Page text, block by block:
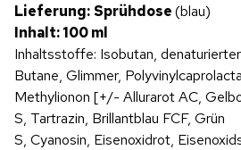
Lieferung:Sprühdose(blau)
Inhalt: 100 ml
Inhaltsstoffe: Isobutan,
Butane, Glimmer,
Methylionon [+/- Allurarot AC,
S, Tartrazin, Brillantblau FCF, Grün
S, Cyanosin, Eisenoxidrot,